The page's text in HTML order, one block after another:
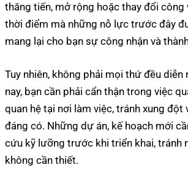
thăng tiến, mở rộng hoặc thay đổi công
thời điểm mà những nỗ lực trước đây
mang lại cho bạn sự công nhận và
Tuy nhiên, không phải mọi thứ đều diễn
nay, bạn cần phải cẩn thận trong việc
quan hệ tại nơi làm việc, tránh xung đột
đáng có. Những dự án, kế hoạch mới
cứu kỹ lưỡng trước khi triển khai, tránh
không cần thiết.